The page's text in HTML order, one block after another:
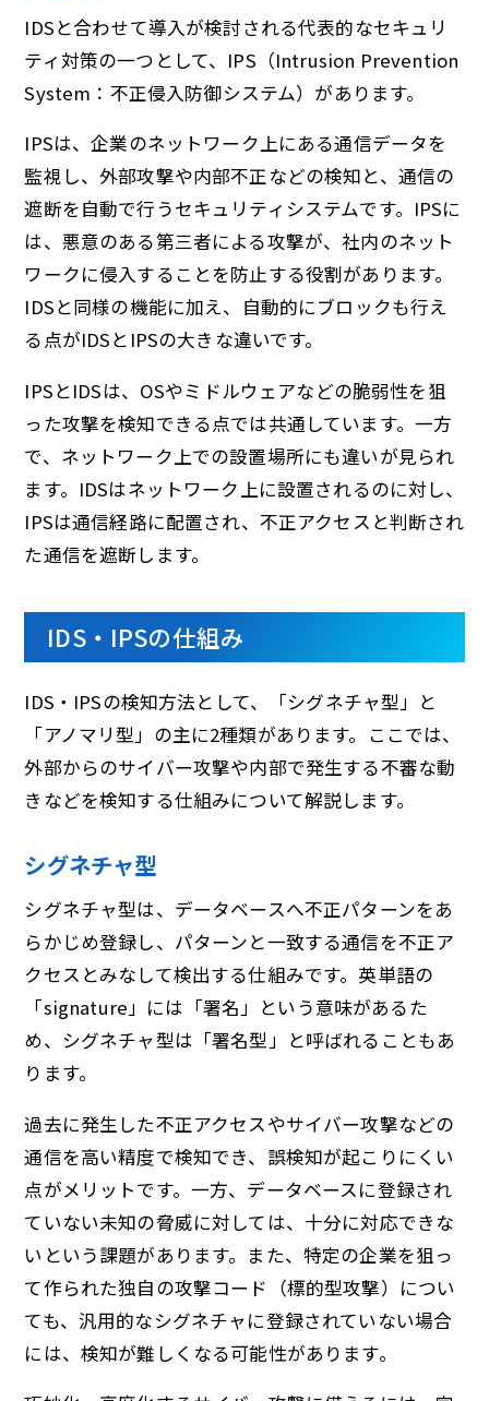
IDSと合わせて導入が検討される代表的なセキュリ
ティ対策の一つとして、IPS（Intrusion Prevention
System：不正侵入防御システム）があります。
IPSは、企業のネットワーク上にある通信データを
監視し、外部攻撃や内部不正などの検知と、通信の
遮断を自動で行うセキュリティシステムです。IPSに
は、悪意のある第三者による攻撃が、社内のネット
ワークに侵入することを防止する役割があります。
IDSと同様の機能に加え、自動的にブロックも行え
る点がIDSとIPSの大きな違いです。
IPSとIDSは、OSやミドルウェアなどの脆弱性を狙
った攻撃を検知できる点では共通しています。一方
で、ネットワーク上での設置場所にも違いが見られ
ます。IDSはネットワーク上に設置されるのに対し、
IPSは通信経路に配置され、不正アクセスと判断され
た通信を遮断します。
IDS・IPSの仕組み
IDS・IPSの検知方法として、「シグネチャ型」と
「アノマリ型」の主に2種類があります。ここでは、
外部からのサイバー攻撃や内部で発生する不審な動
きなどを検知する仕組みについて解説します。
シグネチャ型
シグネチャ型は、データベースへ不正パターンをあ
らかじめ登録し、パターンと一致する通信を不正ア
クセスとみなして検出する仕組みです。英単語の
「signature」には「署名」という意味があるた
め、シグネチャ型は「署名型」と呼ばれることもあ
ります。
過去に発生した不正アクセスやサイバー攻撃などの
通信を高い精度で検知でき、誤検知が起こりにくい
点がメリットです。一方、データベースに登録され
ていない未知の脅威に対しては、十分に対応できな
いという課題があります。また、特定の企業を狙っ
て作られた独自の攻撃コード（標的型攻撃）につい
ても、汎用的なシグネチャに登録されていない場合
には、検知が難しくなる可能性があります。